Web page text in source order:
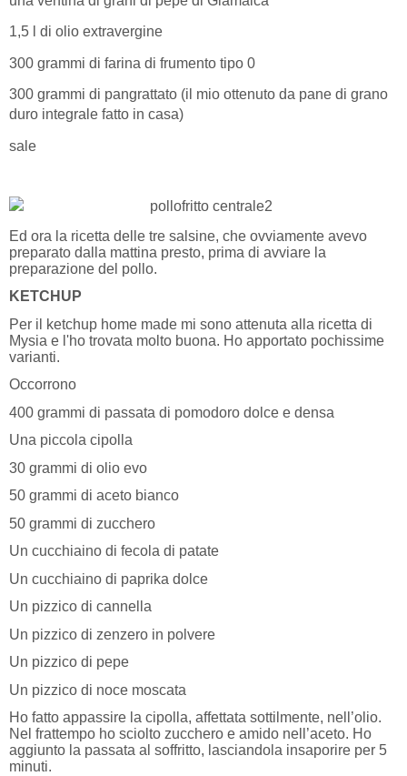
1,5 l di olio extravergine
300 grammi di farina di frumento tipo 0
300 grammi di pangrattato (il mio ottenuto da pane di grano
duro integrale fatto in casa)
sale
Ed ora la ricetta delle tre salsine, che ovviamente avevo
preparato dalla mattina presto, prima di avviare la
preparazione del pollo.
KETCHUP
Per il ketchup home made mi sono attenuta alla ricetta di
Mysia e l'ho trovata molto buona. Ho apportato pochissime
varianti.
Occorrono
400 grammi di passata di pomodoro dolce e densa
Una piccola cipolla
30 grammi di olio evo
50 grammi di aceto bianco
50 grammi di zucchero
Un cucchiaino di fecola di patate
Un cucchiaino di paprika dolce
Un pizzico di cannella
Un pizzico di zenzero in polvere
Un pizzico di pepe
Un pizzico di noce moscata
Ho fatto appassire la cipolla, affettata sottilmente, nell’olio.
Nel frattempo ho sciolto zucchero e amido nell’aceto. Ho
aggiunto la passata al soffritto, lasciandola insaporire per 5
minuti.